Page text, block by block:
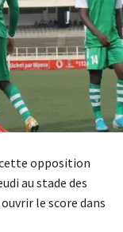
cette opposition
au stade des
le score dans